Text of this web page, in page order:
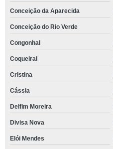
Conceição da Aparecida
Conceição do Rio Verde
Congonhal
Coqueiral
Cristina
Cássia
Delfim Moreira
Divisa Nova
Elói Mendes